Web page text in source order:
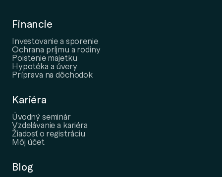
Financie
Investovanie a sporenie
Ochrana príjmu a rodiny
Poistenie majetku
Hypotéka a úvery
Príprava na dôchodok
Kariéra
Úvodný seminár
Vzdelávanie a kariéra
Žiadosť o registráciu
Môj účet
Blog